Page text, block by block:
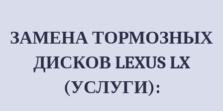
ЗАМЕНА ТОРМОЗНЫХ
ДИСКОВ LEXUS LX
(УСЛУГИ):